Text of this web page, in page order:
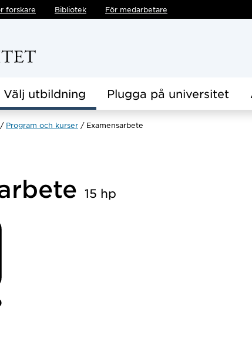
forskare Bibliotek För medarbetare
Välj utbildning Plugga på universitet
Program och kurser Examensarbete
15 hp